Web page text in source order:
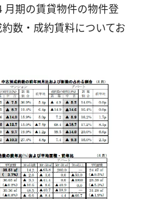
月期の賃貸物件の物件登
数・成約賃料についてお